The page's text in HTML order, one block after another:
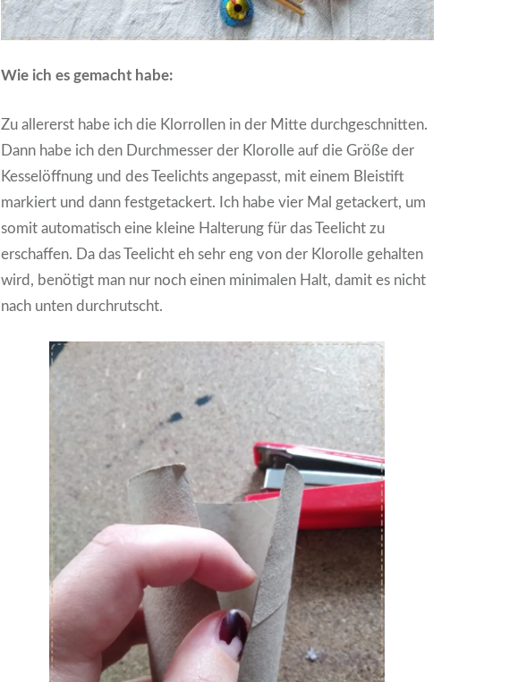
Wie ich es gemacht habe:
Zu allererst habe ich die Klorrollen in der Mitte durchgeschnitten.
Dann habe ich den Durchmesser der Klorolle auf die Größe der
Kesselöffnung und des Teelichts angepasst, mit einem Bleistift
markiert und dann festgetackert. Ich habe vier Mal getackert, um
somit automatisch eine kleine Halterung für das Teelicht zu
erschaffen. Da das Teelicht eh sehr eng von der Klorolle gehalten
wird, benötigt man nur noch einen minimalen Halt, damit es nicht
nach unten durchrutscht.